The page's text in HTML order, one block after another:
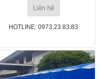
Liên hệ
HOTLINE: 0973.23.83.83